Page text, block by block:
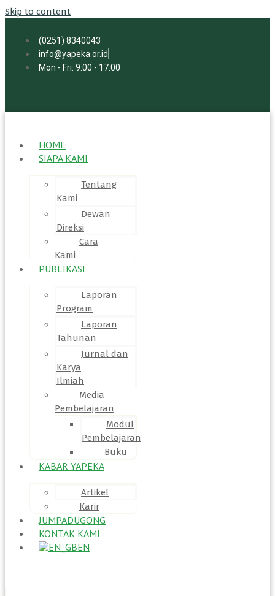
Skip to content
(0251) 8340043
info@yapeka.or.id
Mon - Fri: 9:00 - 17:00
HOME
SIAPA KAMI
Tentang
Kami
Dewan
Direksi
Cara
Kami
PUBLIKASI
Laporan
Program
Laporan
Tahunan
Jurnal dan
Karya
Ilmiah
Media
Pembelajaran
Modul
Pembelajaran
Buku
KABAR YAPEKA
Artikel
Karir
JUMPADUGONG
KONTAK KAMI
EN